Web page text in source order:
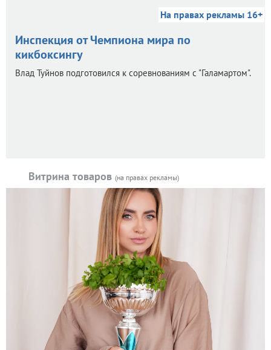
На правах рекламы 16+
Инспекция от Чемпиона мира по
кикбоксингу
Влад Туйнов подготовился к соревнованиям с "Галамартом".
Витрина товаров (на правах рекламы)